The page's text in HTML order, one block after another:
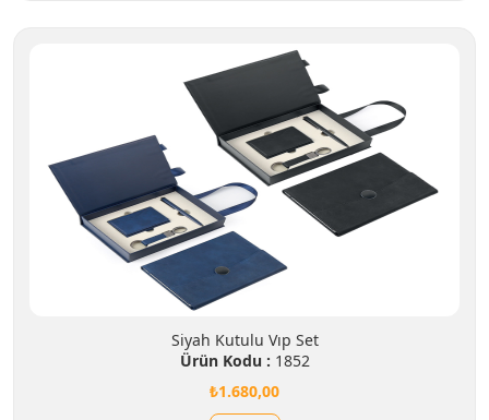
Siyah Kutulu Vıp Set
Ürün Kodu : 1852
₺1.680,00